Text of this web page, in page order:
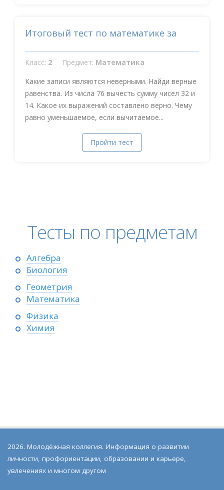
Итоговый тест по математике за
Класс: 2 Предмет: Математика
Какие записи являются неверными. Найди верные
равенства. Из числа 76 вычесть сумму чисел 32 и
14. Какое их выражений составлено верно. Чему
равно уменьшаемое, если вычитаемое...
Пройти тест
Тесты по предметам
Алгебра
Биология
Геометрия
Математика
Физика
Химия
2026. Молодёжная коллегия. Информация о развитии
личности, профориентации, образовании и карьере,
увлечениях и многом другом